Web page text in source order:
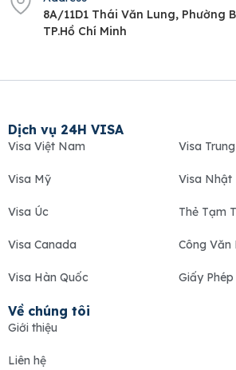
8A/11D1 Thái Văn Lung, Phường
TP.Hồ Chí Minh
Về chúng tôi
Giới thiệu
Liên hệ
Dịch vụ 24H VISA
Visa Việt Nam
Visa Mỹ
Visa Úc
Visa Canada
Visa Hàn Quốc
Visa
Visa Nhật
Thẻ Tạm
Công Văn
Giấy